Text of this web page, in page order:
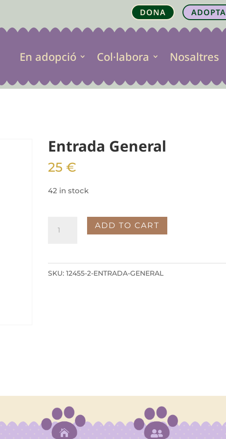
DONA ADOPTA
En adopció Col·labora Nosaltres
Entrada General
25€
42 in stock
ADD TO CART
SKU:12455-2-ENTRADA-GENERAL
 